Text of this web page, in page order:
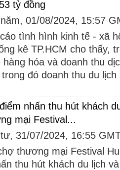
tỷ đồng
01/08/2024, 15:57
tình hình kinh tế - xã
kê TP.HCM cho thấy,
hóa và doanh thu
đó doanh thu du
nhấn thu hút khách
mại Festival...
31/07/2024, 16:55
thương mại Festival
thu hút khách du lịch